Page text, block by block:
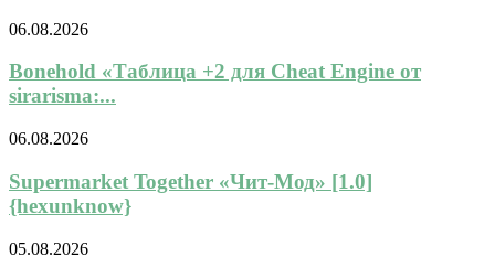
06.08.2026
Bonehold «Таблица +2 для Cheat Engine от
sirarisma:...
06.08.2026
Supermarket Together «Чит-Мод» [1.0]
{hexunknow}
05.08.2026